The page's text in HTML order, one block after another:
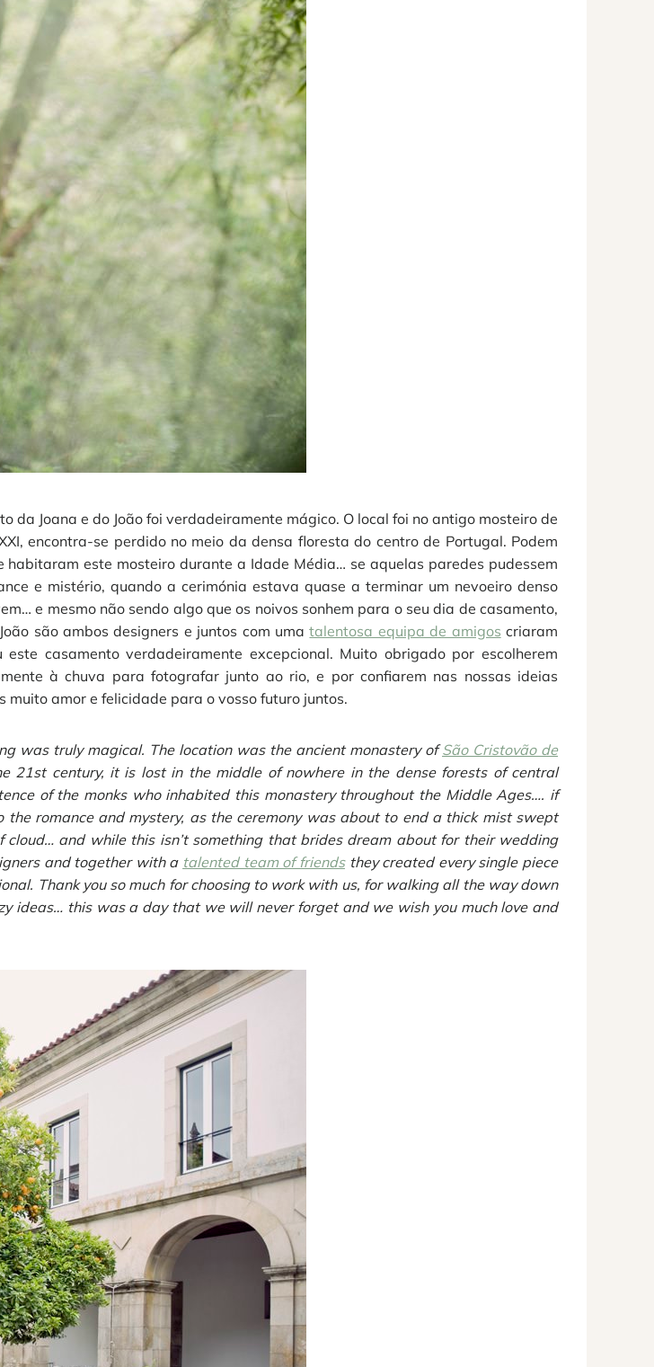
da Joana e do João foi verdadeiramente mágico. O local foi no antigo mosteiro de
encontra-se perdido no meio da densa floresta do centro de Portugal. Podem
este mosteiro durante a Idade Média… se aquelas paredes pudessem
e mistério, quando a cerimónia estava quase a terminar um nevoeiro denso
e mesmo não sendo algo que os noivos sonhem para o seu dia de casamento,
são ambos designers e juntos com umatalentosa equipa de amigos criaram
casamento verdadeiramente excepcional. Muito obrigado por escolherem
à chuva para fotografar junto ao rio, e por confiarem nas nossas ideias
muito amor e felicidade para o vosso futuro juntos.
was truly magical. The location was the ancient monastery ofSão Cristovão de
21st century, it is lost in the middle of nowhere in the dense forests of central
of the monks who inhabited this monastery throughout the Middle Ages…. if
romance and mystery, as the ceremony was about to end a thick mist swept
and while this isn’t something that brides dream about for their wedding
and together with a talented team of friendsthey created every single piece
Thank you so much for choosing to work with us, for walking all the way down
ideas… this was a day that we will never forget and we wish you much love and